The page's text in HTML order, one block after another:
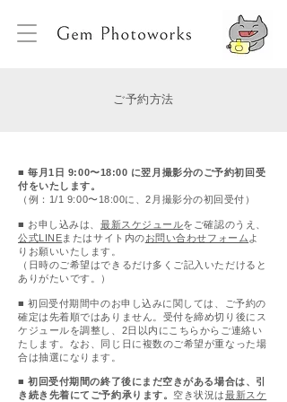
ご予約方法
■毎月1日 9:00〜18:00 に翌月撮影分のご予約初回受
付をいたします。
（例：1/1 9:00〜18:00に、2月撮影分の初回受付）
■ お申し込みは、 最新スケジュールをご確認のうえ、
公式LIN Eまたはサイト内のお問い合わせフォーム よ
りお願いいたします。
（日時のご希望はできるだけ多くご記入いただけると
ありがたいです。）
■初回受付期間中のお申し込みに関しては、
ご予約の
確定は先着順ではありません。受付を締め切り後にス
ケジュールを調整し、2日以内にこちらからご連絡い
たします。なお、同じ日に複数のご希望が重なった場
合は抽選になります。
■初回受付期間の終了後にまだ空きがある場合は、引
き続き先着にてご予約承ります。 空き状況は最新スケ